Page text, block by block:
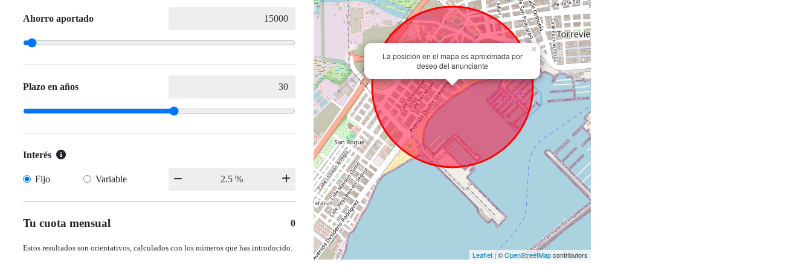
Ahorro aportado
Plazo en años
Interés
Fijo Variable
Tu cuota mensual 0
Estos resultados son orientativos, calculados con los números que has introducido.
La posición en el mapa es aproximada por
deseo del anunciante
×
Leaflet| ©OpenStreetMapcontributors